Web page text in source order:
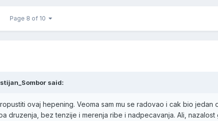
Page 8 of 10
said:
ovaj hepening. Veoma sam mu se radovao i cak bio jedan
druzenja, bez tenzije i merenja ribe i nadpecavanja. Ali, nazalost